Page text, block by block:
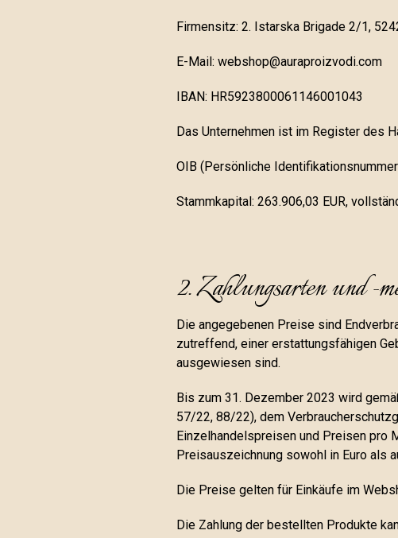
Firmensitz: 2. Istarska Brigade 2/1,
E-Mail: webshop@auraproizvodi.com
IBAN: HR5923800061146001043
Das Unternehmen ist im Register des
OIB (Persönliche
Stammkapital: 263.906,03 EUR,
2. Zahlungsarten und -
Die angegebenen Preise sind
zutreffend, einer erstattungsfähigen
ausgewiesen sind.
Bis zum 31. Dezember 2023 wird
57/22, 88/22), dem
Einzelhandelspreisen und Preisen pro
Preisauszeichnung sowohl in Euro als
Die Preise gelten für Einkäufe im
Die Zahlung der bestellten Produkte